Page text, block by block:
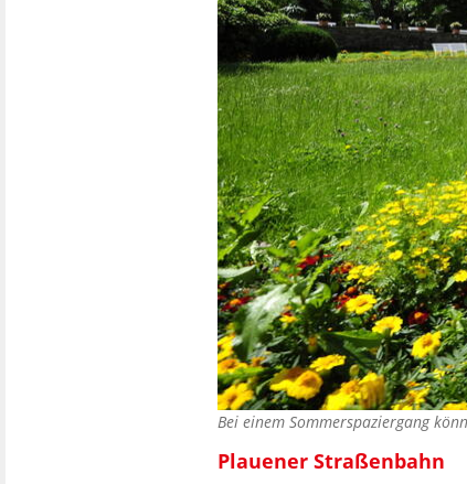
Bei einem Sommerspaziergang
Plauener Straßenbahn